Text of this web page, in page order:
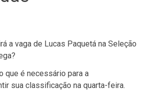
a vaga de Lucas Paquetá na Seleção
que é necessário para a
sua classificação na quarta-feira.